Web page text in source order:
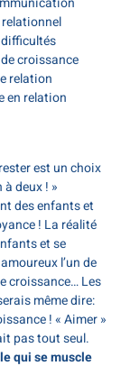
croissance
relation
en relation
est un choix
deux ! »
des enfants et
! La réalité
et se
l’un de
croissance… Les
même dire:
! « Aimer »
pas tout seul.
qui se muscle